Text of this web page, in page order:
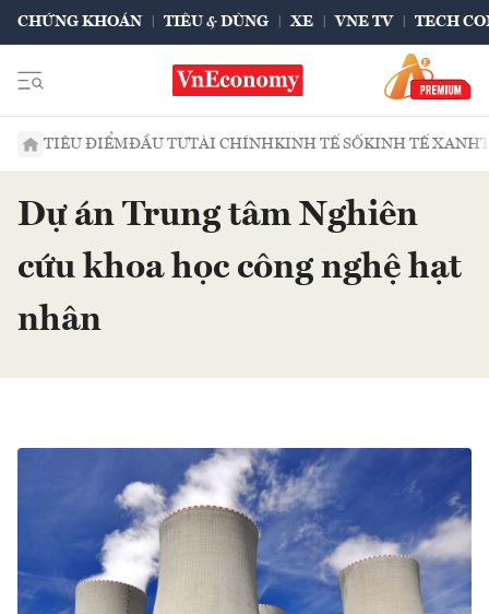
CHỨNG KHOÁN TIÊU & DÙNG XE VNE TV TECH
TIÊU ĐIỂMĐẦU TƯTÀI CHÍNHKINH TẾ SỐKINH TẾ XANH
Dự án Trung tâm Nghiên
cứu khoa học công nghệ hạt
nhân